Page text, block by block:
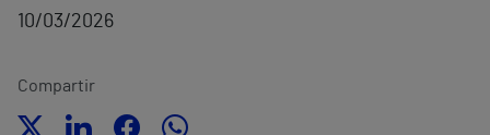
10/03/2026
Compartir